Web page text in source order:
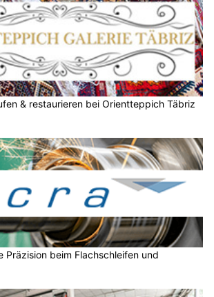
& restaurieren bei Orientteppich Täbriz
Präzision beim Flachschleifen und